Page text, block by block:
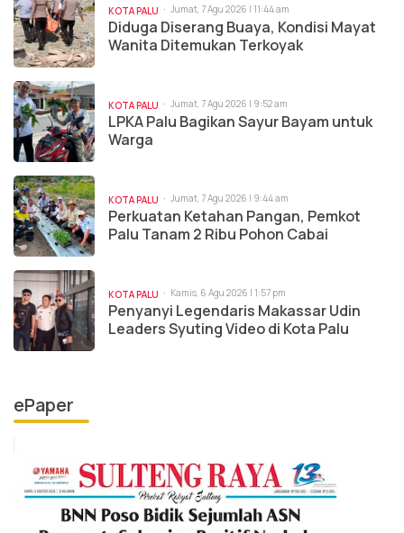
KOTA PALU Jumat, 7 Agu 2026 | 11:44 am
Diduga Diserang Buaya, Kondisi Mayat
Wanita Ditemukan Terkoyak
KOTA PALU Jumat, 7 Agu 2026 | 9:52 am
LPKA Palu Bagikan Sayur Bayam untuk
Warga
KOTA PALU Jumat, 7 Agu 2026 | 9:44 am
Perkuatan Ketahan Pangan, Pemkot
Palu Tanam 2 Ribu Pohon Cabai
KOTA PALU Kamis, 6 Agu 2026 | 1:57 pm
Penyanyi Legendaris Makassar Udin
Leaders Syuting Video di Kota Palu
ePaper